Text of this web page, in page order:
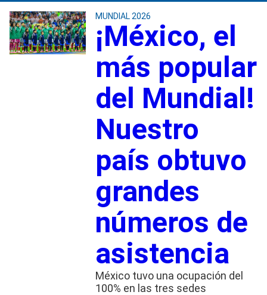
MUNDIAL 2026
¡México, el
más popular
del Mundial!
Nuestro
país obtuvo
grandes
números de
asistencia
México tuvo una ocupación del
100% en las tres sedes